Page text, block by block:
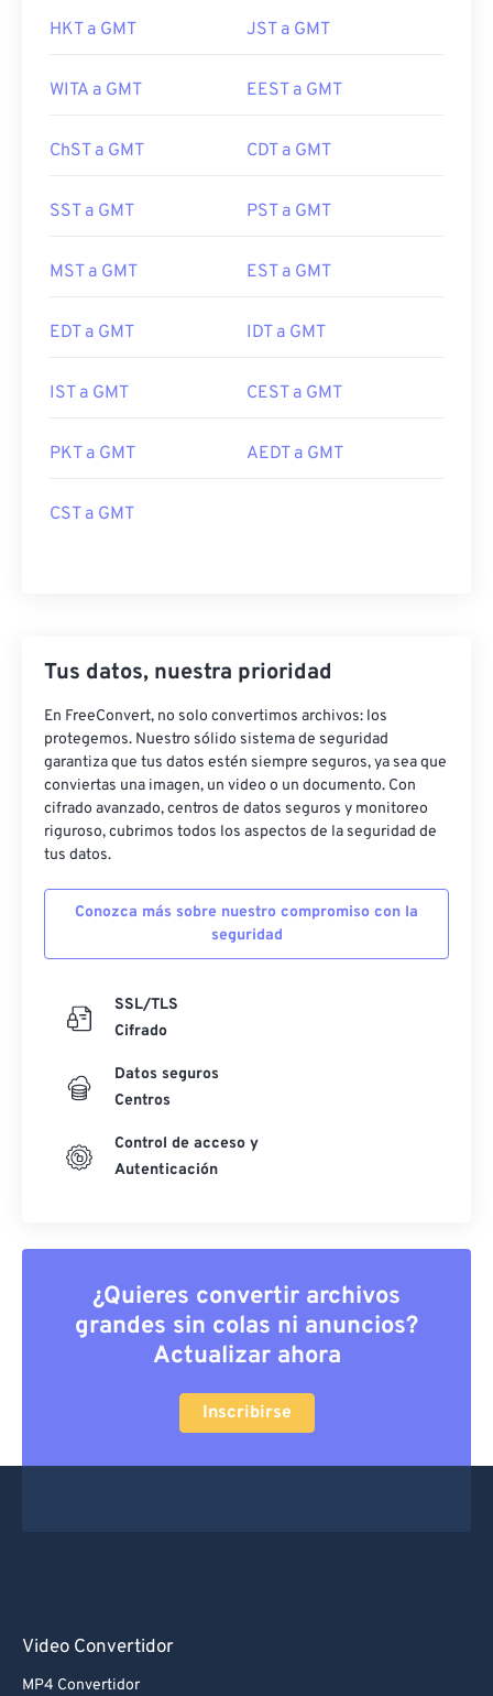
HKT a GMT JST a GMT
WITA a GMT EEST a GMT
ChST a GMT CDT a GMT
SST a GMT PST a GMT
MST a GMT EST a GMT
EDT a GMT IDT a GMT
IST a GMT CEST a GMT
PKT a GMT AEDT a GMT
CST a GMT
Tus datos, nuestra prioridad
En FreeConvert, no solo convertimos archivos: los
protegemos. Nuestro sólido sistema de seguridad
garantiza que tus datos estén siempre seguros, ya sea que
conviertas una imagen, un video o un documento. Con
cifrado avanzado, centros de datos seguros y monitoreo
riguroso, cubrimos todos los aspectos de la seguridad de
tus datos.
Conozca más sobre nuestro compromiso con la
seguridad
SSL/TLS
Cifrado
Datos seguros
Centros
Control de acceso y
Autenticación
¿Quieres convertir archivos
grandes sin colas ni anuncios?
Actualizar ahora
Inscribirse
Video Convertidor
MP4 Convertidor